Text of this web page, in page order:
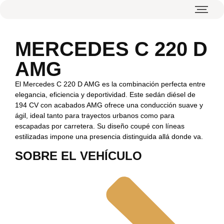
MERCEDES C 220 D
AMG
El Mercedes C 220 D AMG es la combinación perfecta entre
elegancia, eficiencia y deportividad. Este sedán diésel de
194 CV con acabados AMG ofrece una conducción suave y
ágil, ideal tanto para trayectos urbanos como para
escapadas por carretera. Su diseño coupé con líneas
estilizadas impone una presencia distinguida allá donde va.
SOBRE EL VEHÍCULO